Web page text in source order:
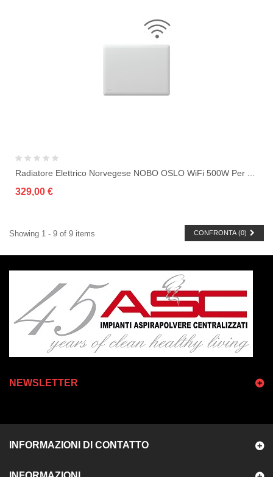
Radiatore Elettrico Norvegese NOBO OSLO WiFi 500W Per Ambienti Fino A 10 M²
329,00 €
CONFRONTA (0)
Showing 1 - 9 of 9 items
NEWSLETTER
INFORMAZIONI DI CONTATTO